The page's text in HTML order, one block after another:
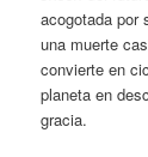
acogotada por
una muerte
convierte en
planeta en
gracia.